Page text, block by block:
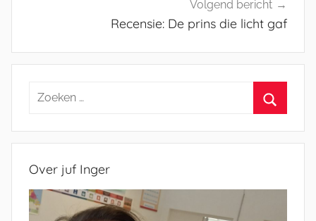
Volgend bericht
Recensie: De prins die licht gaf
Zoeken
Over juf Inger